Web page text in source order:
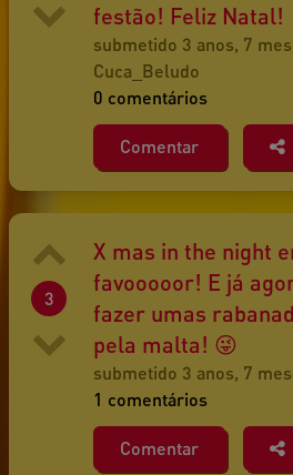
festão! Feliz Natal!
submetido 3 anos, 7
Cuca_Beludo
0 comentários
Comentar
3
X mas in the night
favooooor! E já
fazer umas
pela malta! 😜
submetido 3 anos, 7
1 comentários
Comentar